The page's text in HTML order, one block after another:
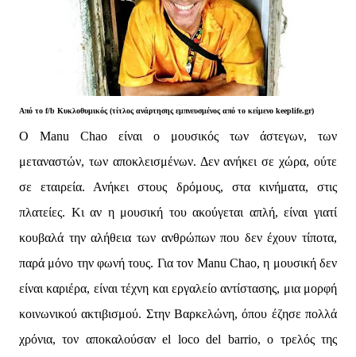
Από το f/b Κυκλοθυμικός (τίτλος ανάρτησης εμπνευσμένος από το κείμενο keeplife.gr)
Ο Manu Chao είναι o μουσικός των άστεγων, των
μεταναστών, των αποκλεισμένων. Δεν ανήκει σε χώρα, ούτε
σε εταιρεία. Ανήκει στους δρόμους, στα κινήματα, στις
πλατείες. Κι αν η μουσική του ακούγεται απλή, είναι γιατί
κουβαλά την αλήθεια των ανθρώπων που δεν έχουν τίποτα,
παρά μόνο την φωνή τους. Για τον Manu Chao, η μουσική δεν
είναι καριέρα, είναι τέχνη και εργαλείο αντίστασης, μια μορφή
κοινωνικού ακτιβισμού. Στην Βαρκελώνη, όπου έζησε πολλά
χρόνια, τον αποκαλούσαν el loco del barrio, ο τρελός της